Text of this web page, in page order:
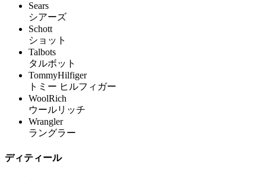
Sears
シアーズ
Schott
ショット
Talbots
タルボット
TommyHilfiger
トミー ヒルフィガー
WoolRich
ウールリッチ
Wrangler
ラングラー
ディティール